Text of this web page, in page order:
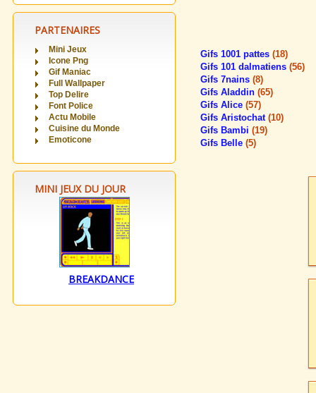
PARTENAIRES
Mini Jeux
Icone Png
Gif Maniac
Full Wallpaper
Top Delire
Font Police
Actu Mobile
Cuisine du Monde
Emoticone
MINI JEUX DU JOUR
BREAKDANCE
Gifs 1001 pattes (18)
Gifs 101 dalmatiens (56)
Gifs 7nains (8)
Gifs Aladdin (65)
Gifs Alice (57)
Gifs Aristochat (10)
Gifs Bambi (19)
Gifs Belle (5)